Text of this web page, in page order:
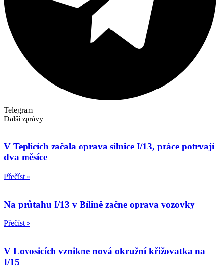
Telegram
Další zprávy
V Teplicích začala oprava silnice I/13, práce potrvají
dva měsíce
Přečíst »
Na průtahu I/13 v Bílině začne oprava vozovky
Přečíst »
V Lovosicích vznikne nová okružní křižovatka na
I/15